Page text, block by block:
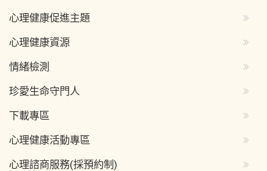
心理健康促進主題
心理健康資源
情緒檢測
珍愛生命守門人
下載專區
心理健康活動專區
心理諮商服務(採預約制)